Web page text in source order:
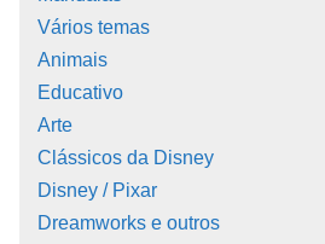
Vários temas
Animais
Educativo
Arte
Clássicos da Disney
Disney / Pixar
Dreamworks e outros